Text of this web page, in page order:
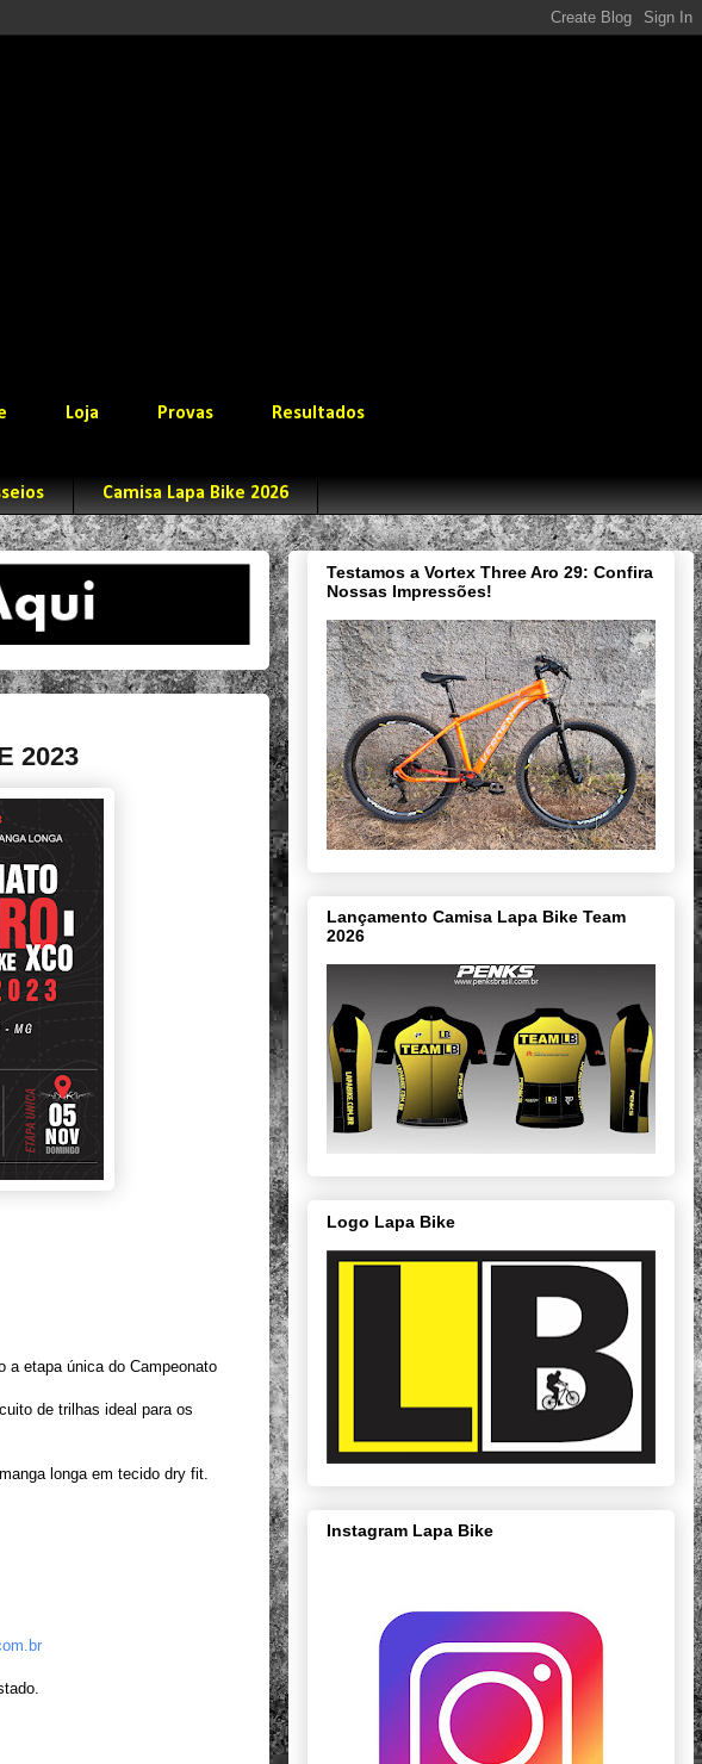
Loja Provas Resultados
Camisa Lapa Bike 2026
2023
a etapa única do Campeonato
de trilhas ideal para os
longa em tecido dry fit.
Testamos a Vortex Three Aro 29: Confira
Nossas Impressões!
Lançamento Camisa Lapa Bike Team
2026
Logo Lapa Bike
Instagram Lapa Bike